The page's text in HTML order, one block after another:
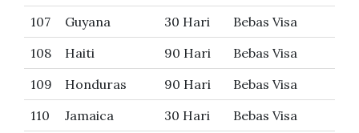
107
Guyana 30 Hari
Bebas Visa
108
Haiti 90 Hari
Bebas Visa
109
Honduras 90 Hari
Bebas Visa
110
Jamaica 30 Hari
Bebas Visa